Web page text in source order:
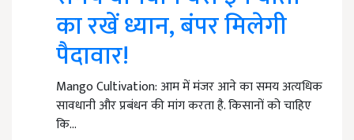
का रखें ध्यान, बंपर मिलेगी
पैदावार!
Mango Cultivation: आम में मंजर आने का समय अत्यधिक
सावधानी और प्रबंधन की मांग करता है. किसानों को चाहिए
कि…